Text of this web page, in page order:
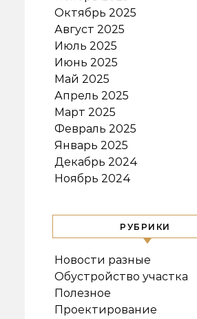
Октябрь 2025
Август 2025
Июль 2025
Июнь 2025
Май 2025
Апрель 2025
Март 2025
Февраль 2025
Январь 2025
Декабрь 2024
Ноябрь 2024
РУБРИКИ
Новости разные
Обустройство участка
Полезное
Проектирование